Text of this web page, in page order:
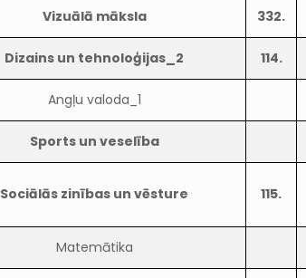
Vizuālā māksla 332.
Dizains un tehnoloģijas_2 114.
Angļu valoda_1
Sports un veselība
Sociālās zinības un vēsture 115.
Matemātika